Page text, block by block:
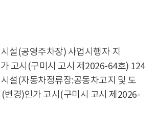
설(공영주차장) 사업시행자 지
고시(구미시 고시 제2026-64호) 124
설(자동차정류장:공동차고지 및 도
변경)인가 고시(구미시 고시 제2026-